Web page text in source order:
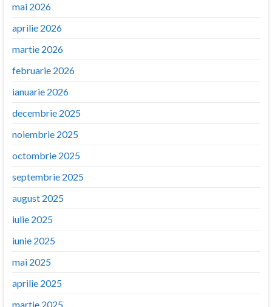
mai 2026
aprilie 2026
martie 2026
februarie 2026
ianuarie 2026
decembrie 2025
noiembrie 2025
octombrie 2025
septembrie 2025
august 2025
iulie 2025
iunie 2025
mai 2025
aprilie 2025
martie 2025